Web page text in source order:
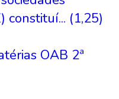
constituí... (1,25)
OAB 2ª